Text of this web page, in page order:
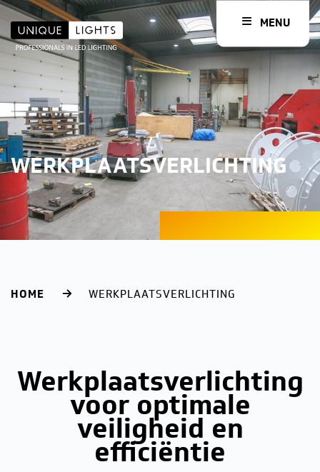
MENU
WERKPLAATSVERLICHTING
HOME WERKPLAATSVERLICHTING
Werkplaatsverlichting
voor optimale
veiligheid en
efficiëntie